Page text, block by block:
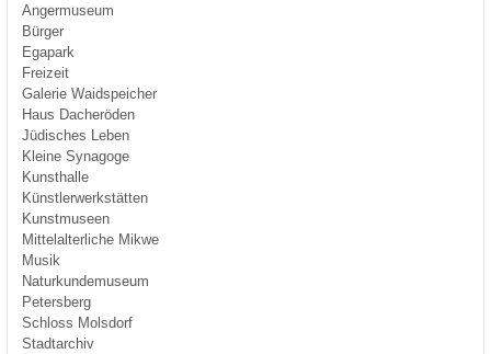
Angermuseum
Bürger
Egapark
Freizeit
Galerie Waidspeicher
Haus Dacheröden
Jüdisches Leben
Kleine Synagoge
Kunsthalle
Künstlerwerkstätten
Kunstmuseen
Mittelalterliche Mikwe
Musik
Naturkundemuseum
Petersberg
Schloss Molsdorf
Stadtarchiv